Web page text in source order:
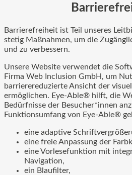
Barrierefreiheit ist Teil unseres
stetig Maßnahmen, um die
und zu verbessern.
Unsere Website verwendet die
Firma Web Inclusion GmbH, um
barrierereduzierte Ansicht der
ermöglichen. Eye-Able® hilft, die
Bedürfnisse der Besucher*innen
Funktionsumfang von Eye-Able®
eine adaptive
eine freie Anpassung der
eine Vorlesefunktion mit
Navigation,
ein Blaufilter,